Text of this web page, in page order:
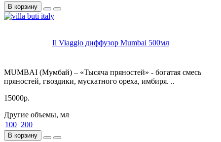
В корзину
Il Viaggio диффузор Mumbai 500мл
MUMBAI (Мумбай) – «Тысяча пряностей» - богатая смесь
пряностей, гвоздики, мускатного ореха, имбиря. ..
15000р.
Другие объемы, мл
100 200
В корзину